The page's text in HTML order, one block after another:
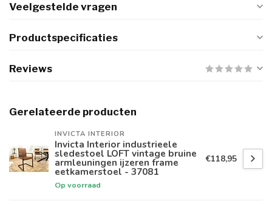
Veelgestelde vragen
Productspecificaties
Reviews
Gerelateerde producten
INVICTA INTERIOR
Invicta Interior industrieele
sledestoel LOFT vintage bruine
armleuningen ijzeren frame
eetkamerstoel - 37081
Op voorraad
€118,95